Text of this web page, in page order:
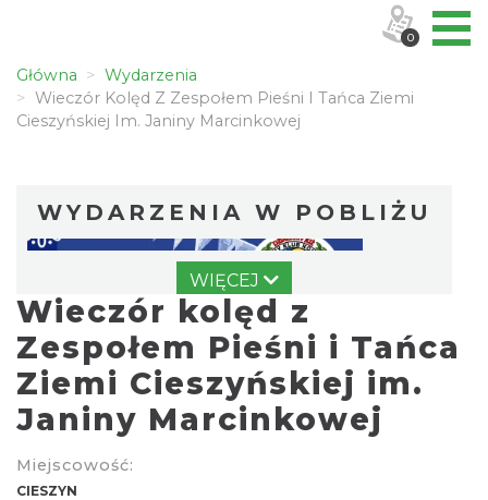
Główna
Wydarzenia
Wieczór Kolęd Z Zespołem Pieśni I Tańca Ziemi
Cieszyńskiej Im. Janiny Marcinkowej
WYDARZENIA W POBLIŻU
Wystawa: Z ONDRASZKIEM PRZEZ DEKADY
60-lecie Turystycznego Klubu Kolarskiego
PTTK "Ondraszek"
Cieszyn
0.00 km
WIĘCEJ
Wieczór kolęd z
Zespołem Pieśni i Tańca
Ziemi Cieszyńskiej im.
Janiny Marcinkowej
Miejscowość:
CIESZYN
0